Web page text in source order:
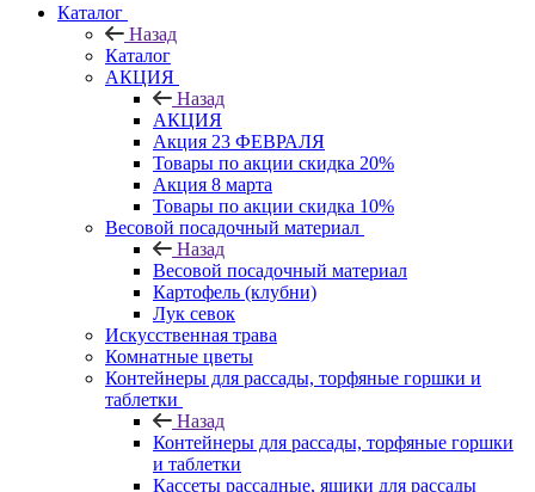
Каталог
Назад
Каталог
АКЦИЯ
Назад
АКЦИЯ
Акция 23 ФЕВРАЛЯ
Товары по акции скидка 20%
Акция 8 марта
Товары по акции скидка 10%
Весовой посадочный материал
Назад
Весовой посадочный материал
Картофель (клубни)
Лук севок
Искусственная трава
Комнатные цветы
Контейнеры для рассады, торфяные горшки и
таблетки
Назад
Контейнеры для рассады, торфяные горшки
и таблетки
Кассеты рассадные, ящики для рассады